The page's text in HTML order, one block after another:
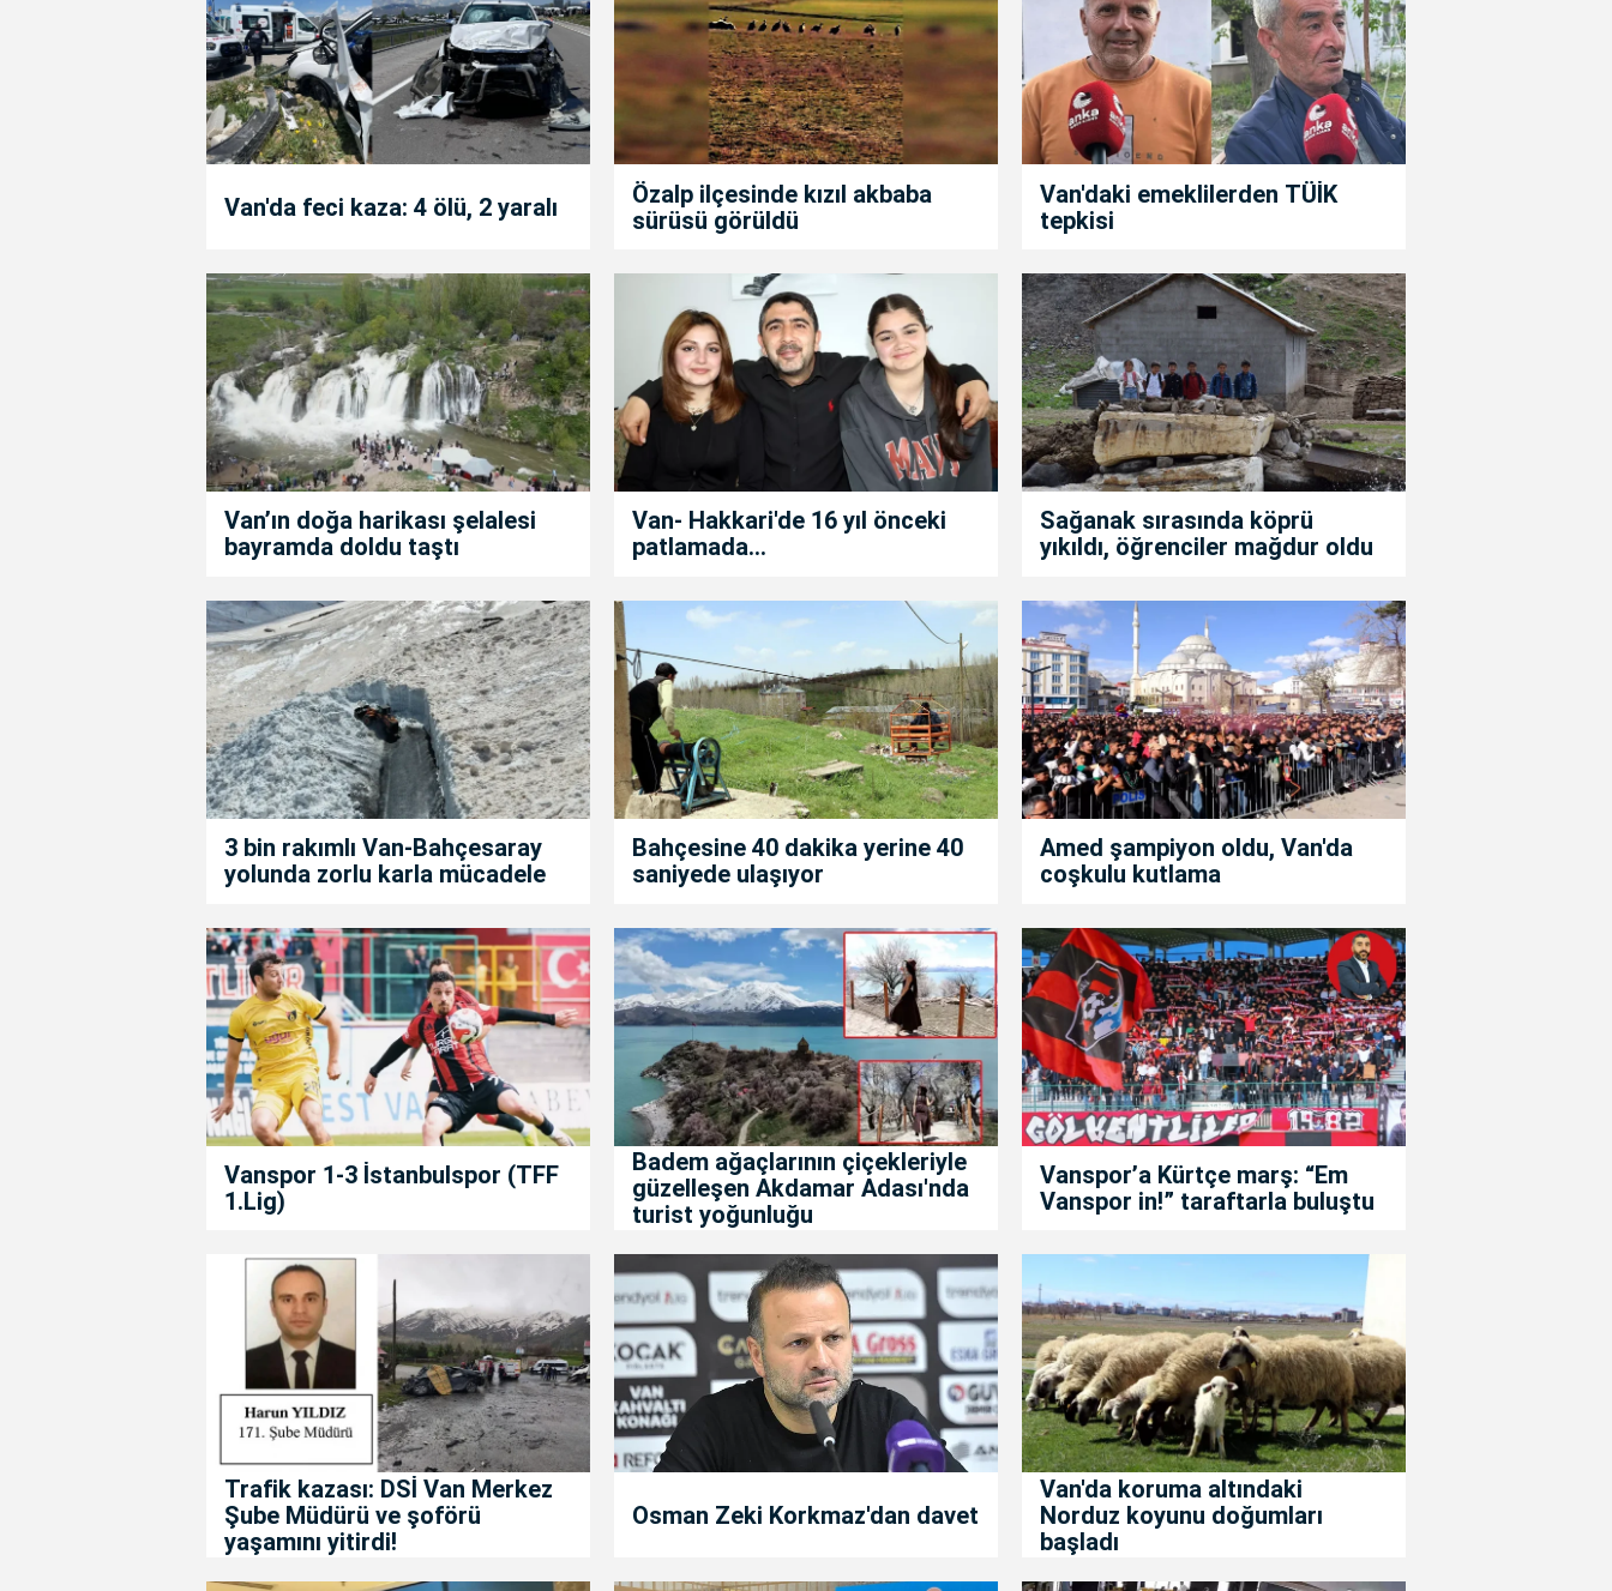
Van'da feci kaza: 4 ölü, 2 yaralı
Özalp ilçesinde kızıl akbaba
sürüsü görüldü
Van'daki emeklilerden TÜİK
tepkisi
Van’ın doğa harikası şelalesi
bayramda doldu taştı
Van- Hakkari'de 16 yıl önceki
patlamada...
Sağanak sırasında köprü
yıkıldı, öğrenciler mağdur oldu
3 bin rakımlı Van-Bahçesaray
yolunda zorlu karla mücadele
Bahçesine 40 dakika yerine 40
saniyede ulaşıyor
Amed şampiyon oldu, Van'da
coşkulu kutlama
Vanspor 1-3 İstanbulspor (TFF
1.Lig)
Badem ağaçlarının çiçekleriyle
güzelleşen Akdamar Adası'nda
turist yoğunluğu
Vanspor’a Kürtçe marş: “Em
Vanspor in!” taraftarla buluştu
Trafik kazası: DSİ Van Merkez
Şube Müdürü ve şoförü
yaşamını yitirdi!
Osman Zeki Korkmaz'dan davet
Van'da koruma altındaki
Norduz koyunu doğumları
başladı